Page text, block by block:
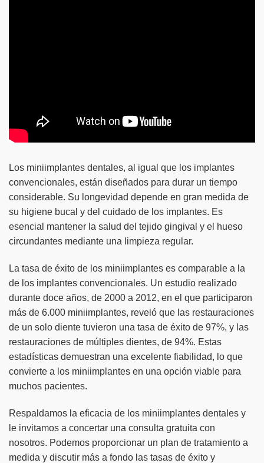
Los miniimplantes dentales, al igual que los implantes
convencionales, están diseñados para durar un tiempo
considerable. Su longevidad depende en gran medida de
su higiene bucal y del cuidado de los implantes. Es
esencial mantener la salud del tejido gingival y el hueso
circundantes mediante una limpieza regular.
La tasa de éxito de los miniimplantes es comparable a la
de los implantes convencionales. Un estudio realizado
durante doce años, de 2000 a 2012, en el que participaron
más de 6.000 miniimplantes, reveló que las restauraciones
de un solo diente tuvieron una tasa de éxito de 97%, y las
restauraciones de múltiples dientes, de 94%. Estas
estadísticas demuestran una excelente fiabilidad, lo que
convierte a los miniimplantes en una opción viable para
muchos pacientes.
Respaldamos la eficacia de los miniimplantes dentales y
le invitamos a concertar una consulta gratuita con
nosotros. Podemos proporcionar un plan de tratamiento a
medida y discutir más a fondo las tasas de éxito y